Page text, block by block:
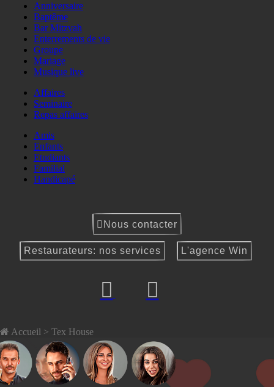
Anniversaire
Baptême
Bar Mitzvah
Enterrements de vie
Groupe
Mariage
Musique live
Affaires
Seminaire
Repas affaires
Amis
Enfants
Etudiants
Familial
Handicapé
Nous contacter
Restaurateurs: nos services L'agence Win
Accueil > Tex House